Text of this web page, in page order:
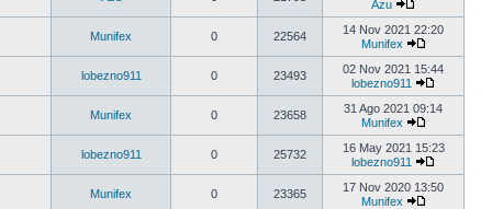
Azu
Munifex 0 22564
14 Nov 2021 22:20
Munifex
lobezno911 0 23493
02 Nov 2021 15:44
lobezno911
Munifex 0 23658
31 Ago 2021 09:14
Munifex
lobezno911 0 25732
16 May 2021 15:23
lobezno911
Munifex 0 23365
17 Nov 2020 13:50
Munifex